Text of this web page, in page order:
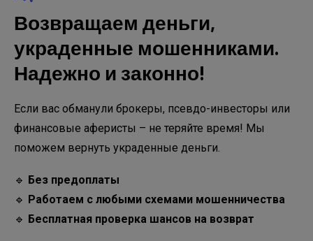
Возвращаем деньги,
украденные мошенниками.
Надежно и законно!
Если вас обманули брокеры, псевдо-инвесторы или
финансовые аферисты – не теряйте время! Мы
поможем вернуть украденные деньги.
🔹 Без предоплаты
🔹 Работаем с любыми схемами мошенничества
🔹 Бесплатная проверка шансов на возврат